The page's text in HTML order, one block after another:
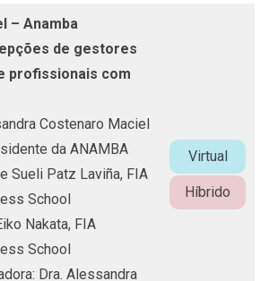
– Anamba
de gestores
profissionais com
Costenaro Maciel
da ANAMBA
Sueli Patz Laviña, FIA
School
Nakata, FIA
School
Dra. Alessandra
Virtual
Híbrido